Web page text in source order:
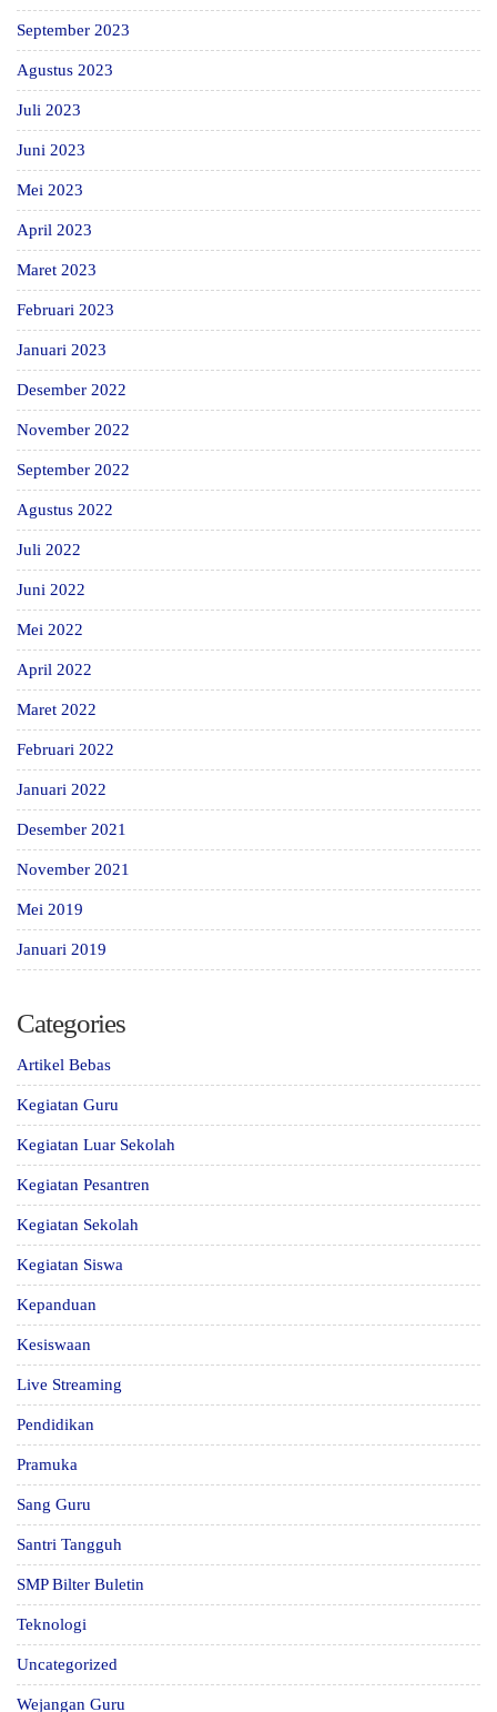
September 2023
Agustus 2023
Juli 2023
Juni 2023
Mei 2023
April 2023
Maret 2023
Februari 2023
Januari 2023
Desember 2022
November 2022
September 2022
Agustus 2022
Juli 2022
Juni 2022
Mei 2022
April 2022
Maret 2022
Februari 2022
Januari 2022
Desember 2021
November 2021
Mei 2019
Januari 2019
Categories
Artikel Bebas
Kegiatan Guru
Kegiatan Luar Sekolah
Kegiatan Pesantren
Kegiatan Sekolah
Kegiatan Siswa
Kepanduan
Kesiswaan
Live Streaming
Pendidikan
Pramuka
Sang Guru
Santri Tangguh
SMP Bilter Buletin
Teknologi
Uncategorized
Wejangan Guru